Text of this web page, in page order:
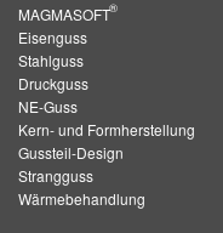
MAGMASOFT
®
Eisenguss
Stahlguss
Druckguss
NE-Guss
Kern- und Formherstellung
Gussteil-Design
Strangguss
Wärmebehandlung